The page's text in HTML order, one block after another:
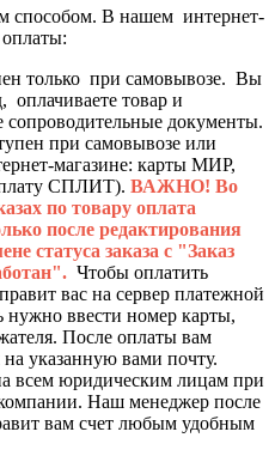
способом. В нашем интернет-
только при самовывозе. Вы
оплачиваете товар и
сопроводительные документы.
при самовывозе или
магазине: карты МИР,
СПЛИТ). ВАЖНО! Во
по товару оплата
после редактирования
статуса заказа с "Заказ
Чтобы оплатить
вас на сервер платежной
нужно ввести номер карты,
После оплаты вам
указанную вами почту.
всем юридическим лицам при
Наш менеджер после
вам счет любым удобным